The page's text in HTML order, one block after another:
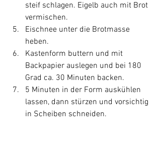
steif schlagen. Eigelb auch mit Brot
vermischen.
Eischnee unter die Brotmasse
heben.
Kastenform buttern und mit
Backpapier auslegen und bei 180
Grad ca. 30 Minuten backen.
5 Minuten in der Form auskühlen
lassen, dann stürzen und vorsichtig
in Scheiben schneiden.